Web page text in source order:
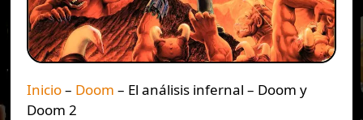
Inicio– Doom – El análisis infernal – Doom y
Doom 2